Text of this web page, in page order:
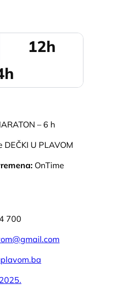
12h
– 6 h
DEČKI U PLAVOM
OnTime
700
gmail.com